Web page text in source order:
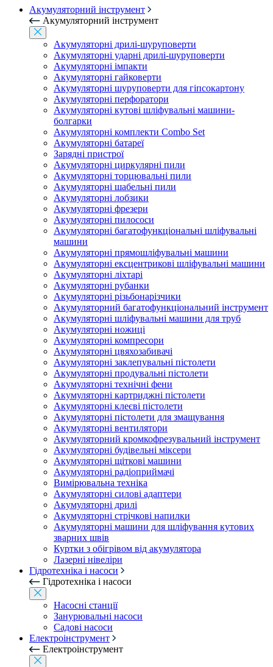
Акумуляторний інструмент
Акумуляторний інструмент
Акумуляторні дрилі-шуруповерти
Акумуляторні ударні дрилі-шуруповерти
Акумуляторні імпакти
Акумуляторні гайковерти
Акумуляторні шуруповерти для гіпсокартону
Акумуляторні перфоратори
Акумуляторні кутові шліфувальні машини-
болгарки
Акумуляторні комплекти Combo Set
Акумуляторні батареї
Зарядні пристрої
Акумуляторні циркулярні пили
Акумуляторні торцювальні пили
Акумуляторні шабельні пили
Акумуляторні лобзики
Акумуляторні фрезери
Акумуляторні пилососи
Акумуляторні багатофункціональні шліфувальні
машини
Акумуляторні прямошліфувальні машини
Акумуляторні ексцентрикові шліфувальні машини
Акумуляторні ліхтарі
Акумуляторні рубанки
Акумуляторні різьбонарізчики
Акумуляторний багатофункціональний інструмент
Акумуляторні шліфувальні машини для труб
Акумуляторні ножиці
Акумуляторні компресори
Акумуляторні цвяхозабивачі
Акумуляторні заклепувальні пістолети
Акумуляторні продувальні пістолети
Акумуляторні технічні фени
Акумуляторні картриджні пістолети
Акумуляторні клеєві пістолети
Акумуляторні пістолети для змащування
Акумуляторні вентилятори
Акумуляторний кромкофрезувальний інструмент
Акумуляторні будівельні міксери
Акумуляторні щіткові машини
Акумуляторні радіоприймачі
Вимірювальна техніка
Акумуляторні силові адаптери
Акумуляторні дрилі
Акумуляторні стрічкові напилки
Акумуляторні машини для шліфування кутових
зварних швів
Куртки з обігрівом від акумулятора
Лазерні нівеліри
Гідротехніка і насоси
Гідротехніка і насоси
Насосні станції
Занурювальні насоси
Садові насоси
Електроінструмент
Електроінструмент